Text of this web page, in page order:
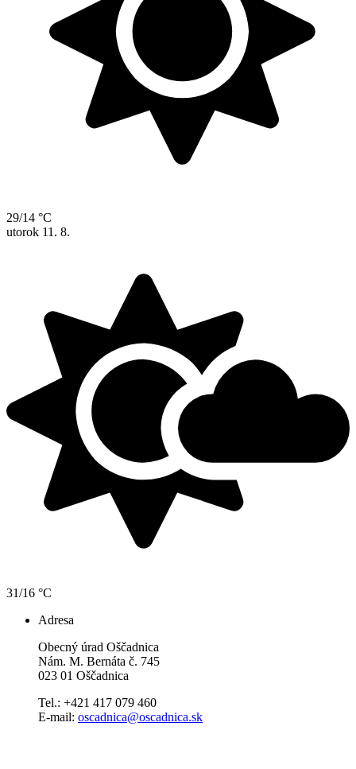
29/14 °C
utorok 11. 8.
31/16 °C
Adresa
Obecný úrad Oščadnica
Nám. M. Bernáta č. 745
023 01 Oščadnica
Tel.: +421 417 079 460
E-mail: oscadnica@oscadnica.sk